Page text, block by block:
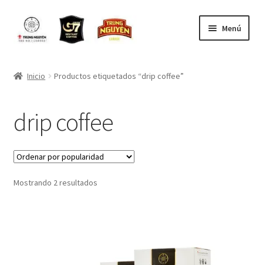
a
Saltar
al
Menú
Contacto para ventas por mayor
MI CARRO
MI CUENTA
Inicio Productos etiquetados “drip coffee”
drip coffee
Mostrando 2 resultadosOrdenado